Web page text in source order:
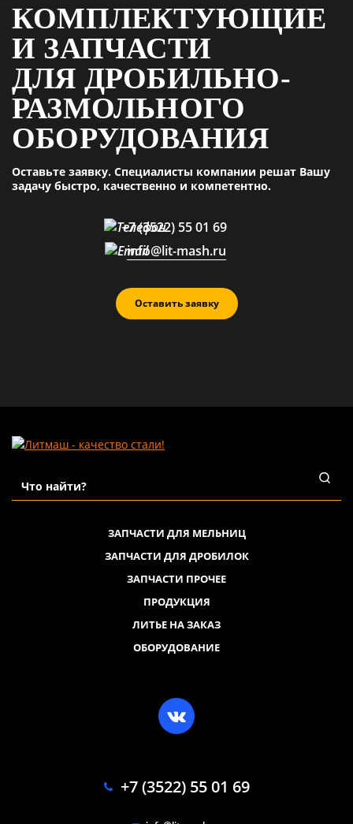
КОМПЛЕКТУЮЩИЕ
И ЗАПЧАСТИ
ДЛЯ ДРОБИЛЬНО-
РАЗМОЛЬНОГО
ОБОРУДОВАНИЯ
Оставьте заявку. Специалисты компании решат Вашу
задачу быстро, качественно и компетентно.
Оставить заявку
+7 (3522) 55 01 69
info@lit-mash.ru
ЗАПЧАСТИ ДЛЯ МЕЛЬНИЦ
ЗАПЧАСТИ ДЛЯ ДРОБИЛОК
ЗАПЧАСТИ ПРОЧЕЕ
ПРОДУКЦИЯ
ЛИТЬЕ НА ЗАКАЗ
ОБОРУДОВАНИЕ
+7 (3522) 55 01 69